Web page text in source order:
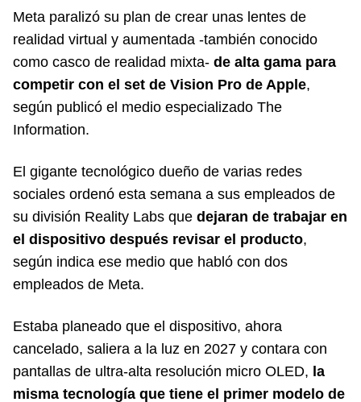
Meta paralizó su plan de crear unas lentes de
realidad virtual y aumentada -también conocido
como casco de realidad mixta- de alta gama para
competir con el set de Vision Pro de Apple,
según publicó el medio especializado The
Information.
El gigante tecnológico dueño de varias redes
sociales ordenó esta semana a sus empleados de
su división Reality Labs que dejaran de trabajar en
el dispositivo después revisar el producto,
según indica ese medio que habló con dos
empleados de Meta.
Estaba planeado que el dispositivo, ahora
cancelado, saliera a la luz en 2027 y contara con
pantallas de ultra-alta resolución micro OLED, la
misma tecnología que tiene el primer modelo de